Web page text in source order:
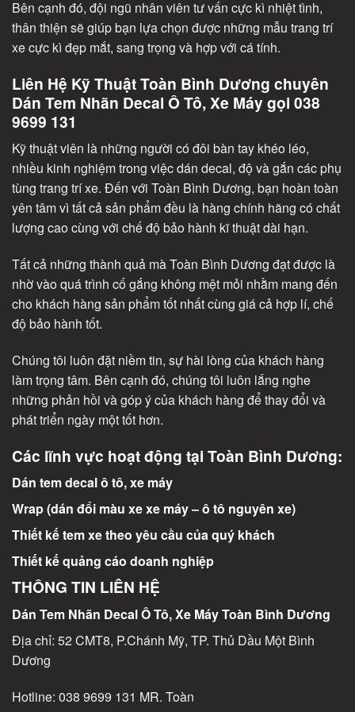
Bên cạnh đó, đội ngũ nhân viên tư vấn cực kì nhiệt tình,
thân thiện sẽ giúp bạn lựa chọn được những mẫu trang trí
xe cực kì đẹp mắt, sang trọng và hợp với cá tính.
Liên Hệ Kỹ Thuật Toàn Bình Dương chuyên
Dán Tem Nhãn Decal Ô Tô, Xe Máy gọi 038
9699 131
Kỹ thuật viên là những người có đôi bàn tay khéo léo,
nhiều kinh nghiệm trong việc dán decal, độ và gắn các phụ
tùng trang trí xe. Đến với Toàn Bình Dương, bạn hoàn toàn
yên tâm vì tất cả sản phẩm đều là hàng chính hãng có chất
lượng cao cùng với chế độ bảo hành kĩ thuật dài hạn.
Tất cả những thành quả mà Toàn Bình Dương đạt được là
nhờ vào quá trình cố gắng không mệt mỏi nhằm mang đến
cho khách hàng sản phẩm tốt nhất cùng giá cả hợp lí, chế
độ bảo hành tốt.
Chúng tôi luôn đặt niềm tin, sự hài lòng của khách hàng
làm trọng tâm. Bên cạnh đó, chúng tôi luôn lắng nghe
những phản hồi và góp ý của khách hàng để thay đổi và
phát triển ngày một tốt hơn.
Các lĩnh vực hoạt động tại Toàn Bình Dương:
Dán tem decal ô tô, xe máy
Wrap (dán đổi màu xe xe máy – ô tô nguyên xe)
Thiết kế tem xe theo yêu cầu của quý khách
Thiết kế quảng cáo doanh nghiệp
THÔNG TIN LIÊN HỆ
Dán Tem Nhãn Decal Ô Tô, Xe Máy Toàn Bình Dương
Địa chỉ: 52 CMT8, P.Chánh Mỹ, TP. Thủ Dầu Một Bình
Dương
Hotline: 038 9699 131 MR. Toàn